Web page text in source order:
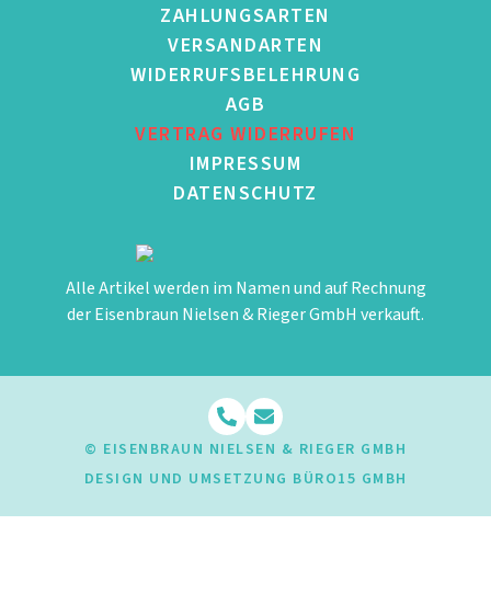
ZAHLUNGSARTEN
VERSANDARTEN
WIDERRUFSBELEHRUNG
AGB
VERTRAG WIDERRUFEN
IMPRESSUM
DATENSCHUTZ
Alle Artikel werden im Namen und auf Rechnung
der Eisenbraun Nielsen & Rieger GmbH verkauft.
© EISENBRAUN NIELSEN & RIEGER GMBH
DESIGN UND UMSETZUNG BÜRO15 GMBH